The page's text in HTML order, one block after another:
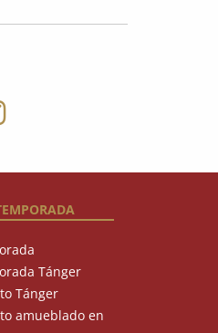
Tánger
Tánger
amueblado en